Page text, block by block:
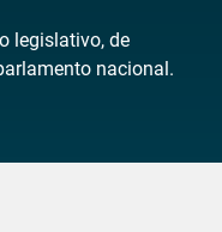
legislativo, de
nacional.